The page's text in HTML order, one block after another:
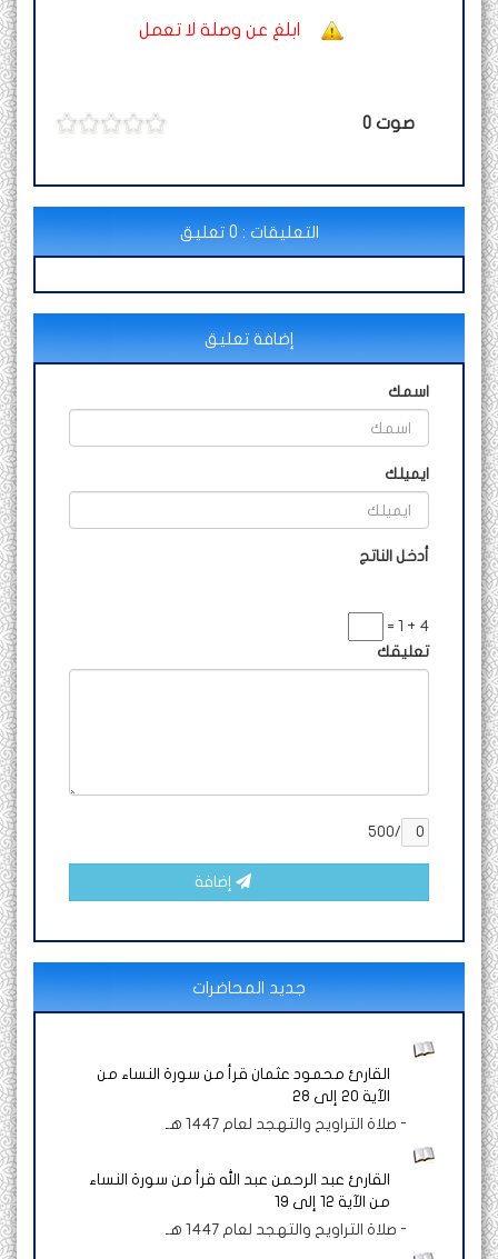
ابلغ عن وصلة لا تعمل
0صوت
التعليقات : 0 تعليق
إضافة تعليق
اسمك
ايميلك
أدخل الناتج
4 + 1 =
تعليقك
/500
إضافة
جديد المحاضرات
القارئ محمود عثمان قرأ من سورة النساء من
الآية 20 إلى 28
- صلاة التراويح والتهجد لعام 1447 هـ
القارئ عبد الرحمن عبد الله قرأ من سورة النساء
من الآية 12 إلى 19
- صلاة التراويح والتهجد لعام 1447 هـ